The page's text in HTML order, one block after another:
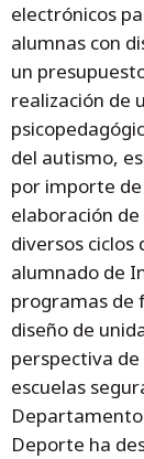
electrónicos
alumnas con
un
realización de
del autismo,
por importe
elaboración
diversos
alumnado de
programas de
diseño de
perspectiva
escuelas
Deporte ha